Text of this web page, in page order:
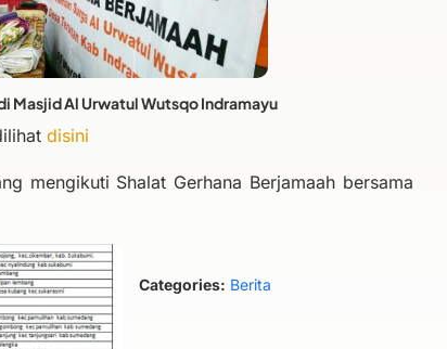
Masjid Al Urwatul Wutsqo Indramayu
disini
mengikuti Shalat Gerhana Berjamaah bersama
Categories: Berita